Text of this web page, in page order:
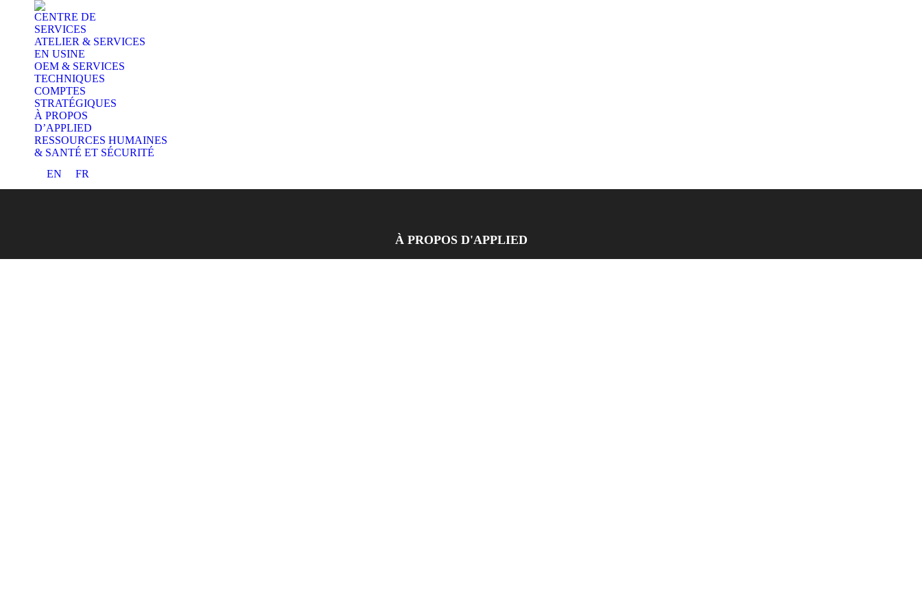
CENTRE DE
SERVICES
ATELIER & SERVICES
EN USINE
OEM & SERVICES
TECHNIQUES
COMPTES
STRATÉGIQUES
À PROPOS
D’APPLIED
RESSOURCES HUMAINES
& SANTÉ ET SÉCURITÉ
EN
FR
À PROPOS D'APPLIED